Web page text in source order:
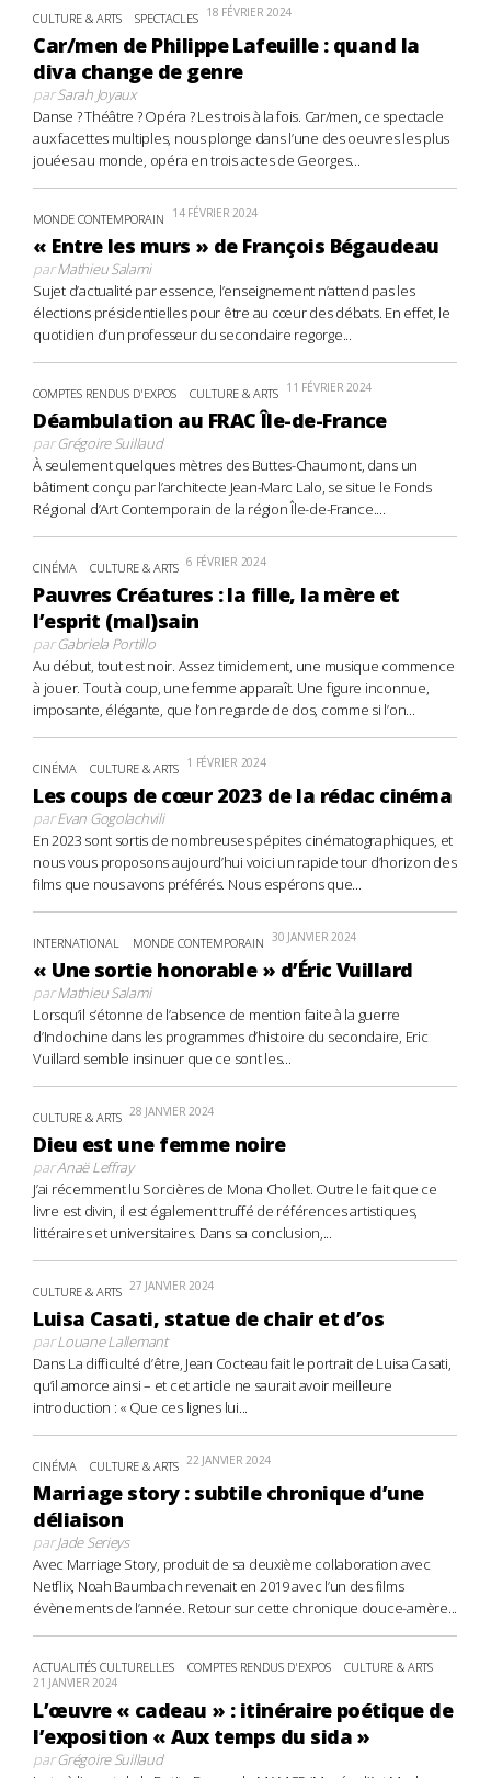
CULTURE & ARTS SPECTACLES 18 FÉVRIER 2024
Car/men de Philippe Lafeuille : quand la
diva change de genre
parSarah Joyaux
Danse ? Théâtre ? Opéra ? Les trois à la fois. Car/men, ce spectacle
aux facettes multiples, nous plonge dans l’une des oeuvres les plus
jouées au monde, opéra en trois actes de Georges...
MONDE CONTEMPORAIN 14 FÉVRIER 2024
« Entre les murs » de François Bégaudeau
parMathieu Salami
Sujet d’actualité par essence, l’enseignement n’attend pas les
élections présidentielles pour être au cœur des débats. En effet, le
quotidien d’un professeur du secondaire regorge...
COMPTES RENDUS D'EXPOS CULTURE & ARTS 11 FÉVRIER 2024
Déambulation au FRAC Île-de-France
parGrégoire Suillaud
À seulement quelques mètres des Buttes-Chaumont, dans un
bâtiment conçu par l’architecte Jean-Marc Lalo, se situe le Fonds
Régional d’Art Contemporain de la région Île-de-France....
CINÉMA CULTURE & ARTS 6 FÉVRIER 2024
Pauvres Créatures : la fille, la mère et
l’esprit (mal)sain
parGabriela Portillo
Au début, tout est noir. Assez timidement, une musique commence
à jouer. Tout à coup, une femme apparaît. Une figure inconnue,
imposante, élégante, que l’on regarde de dos, comme si l’on...
CINÉMA CULTURE & ARTS 1 FÉVRIER 2024
Les coups de cœur 2023 de la rédac cinéma
parEvan Gogolachvili
En 2023 sont sortis de nombreuses pépites cinématographiques, et
nous vous proposons aujourd’hui voici un rapide tour d’horizon des
films que nous avons préférés. Nous espérons que...
INTERNATIONAL MONDE CONTEMPORAIN 30 JANVIER 2024
« Une sortie honorable » d’Éric Vuillard
parMathieu Salami
Lorsqu’il s’étonne de l’absence de mention faite à la guerre
d’Indochine dans les programmes d’histoire du secondaire, Eric
Vuillard semble insinuer que ce sont les...
CULTURE & ARTS 28 JANVIER 2024
Dieu est une femme noire
parAnaë Leffray
J’ai récemment lu Sorcières de Mona Chollet. Outre le fait que ce
livre est divin, il est également truffé de références artistiques,
littéraires et universitaires. Dans sa conclusion,...
CULTURE & ARTS 27 JANVIER 2024
Luisa Casati, statue de chair et d’os
parLouane Lallemant
Dans La difficulté d’être, Jean Cocteau fait le portrait de Luisa Casati,
qu’il amorce ainsi – et cet article ne saurait avoir meilleure
introduction : « Que ces lignes lui...
CINÉMA CULTURE & ARTS 22 JANVIER 2024
Marriage story : subtile chronique d’une
déliaison
parJade Serieys
Avec Marriage Story, produit de sa deuxième collaboration avec
Netflix, Noah Baumbach revenait en 2019 avec l’un des films
évènements de l’année. Retour sur cette chronique douce-amère...
ACTUALITÉS CULTURELLES COMPTES RENDUS D'EXPOS CULTURE & ARTS
21 JANVIER 2024
L’œuvre « cadeau » : itinéraire poétique de
l’exposition « Aux temps du sida »
parGrégoire Suillaud